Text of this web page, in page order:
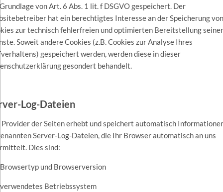
von Art. 6 Abs. 1 lit. f DSGVO gespeichert. Der
hat ein berechtigtes Interesse an der Speicherung von
zur technisch fehlerfreien und optimierten Bereitstellung seiner
Soweit andere Cookies (z.B. Cookies zur Analyse Ihres
gespeichert werden, werden diese in dieser
gesondert behandelt.
Log-Dateien
der Seiten erhebt und speichert automatisch
Server-Log-Dateien, die Ihr Browser automatisch an uns
Dies sind:
und Browserversion
Betriebssystem